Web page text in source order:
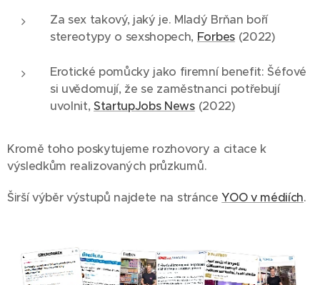
Za sex takový, jaký je. Mladý Brňan boří
stereotypy o sexshopech, Forbes(2022)
Erotické pomůcky jako firemní benefit: Šéfové
si uvědomují, že se zaměstnanci potřebují
uvolnit,StartupJobs News(2022)
Kromě toho poskytujeme rozhovory a citace k
výsledkům realizovaných průzkumů.
Širší výběr výstupů najdete na stránceYOO v médiích.